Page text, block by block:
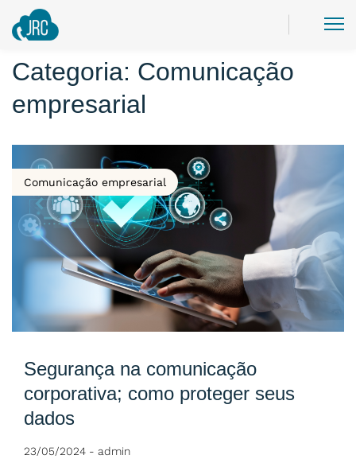
Categoria: Comunicação
empresarial
Comunicação empresarial
Segurança na comunicação
corporativa; como proteger seus
dados
23/05/2024 - admin